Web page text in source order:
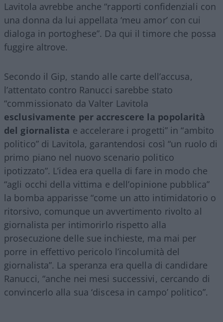
Lavitola avrebbe anche “rapporti confidenziali con
una donna da lui appellata ‘meu amor’ con cui
dialoga in portoghese”. Da qui il timore che possa
fuggire altrove.
Secondo il Gip, stando alle carte dell’accusa,
l’attentato contro Ranucci sarebbe stato
“commissionato da Valter Lavitola
esclusivamente per accrescere la popolarità
del giornalista e accelerare i progetti” in “ambito
politico” di Lavitola, garantendosi così “un ruolo di
primo piano nel nuovo scenario politico
ipotizzato”. L’idea era quella di fare in modo che
“agli occhi della vittima e dell’opinione pubblica”
la bomba apparisse “come un atto intimidatorio o
ritorsivo, comunque un avvertimento rivolto al
giornalista per intimorirlo rispetto alla
prosecuzione delle sue inchieste, ma mai per
porre in effettivo pericolo l’incolumità del
giornalista”. La speranza era quella di candidare
Ranucci, “anche nei mesi successivi, cercando di
convincerlo alla sua ‘discesa in campo’ politico”.